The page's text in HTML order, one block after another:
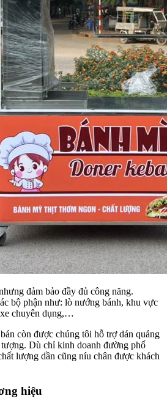
đảm bảo đầy đủ công năng.
bộ phận như: lò nướng bánh, khu vực
chuyên dụng,…
còn được chúng tôi hỗ trợ dán quảng
Dù chỉ kinh doanh đường phố
lượng dần cũng níu chân được khách
hiệu